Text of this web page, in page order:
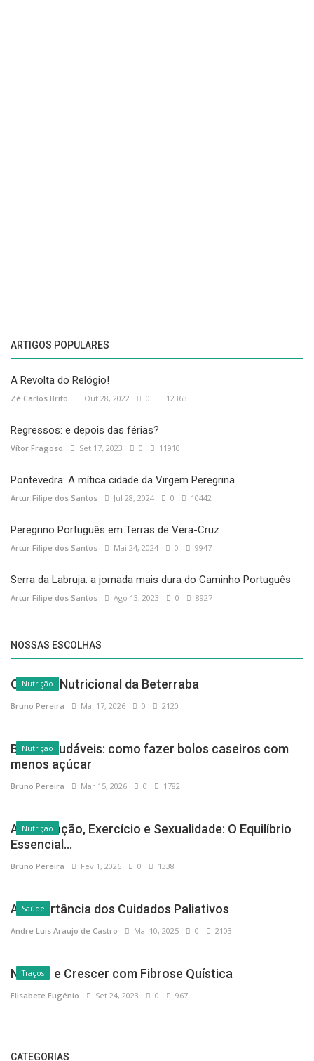
ARTIGOS POPULARES
A Revolta do Relógio!
Zé Carlos Brito Out 28, 2022 0 12363
Regressos: e depois das férias?
Vítor Fragoso Set 17, 2023 0 11910
Pontevedra: A mítica cidade da Virgem Peregrina
Artur Filipe dos Santos Jul 28, 2024 0 10442
Peregrino Português em Terras de Vera-Cruz
Artur Filipe dos Santos Mai 24, 2024 0 9947
Serra da Labruja: a jornada mais dura do Caminho Português
Artur Filipe dos Santos Ago 13, 2023 0 8927
NOSSAS ESCOLHAS
Nutrição
O Poder Nutricional da Beterraba
Bruno Pereira Mai 17, 2026 0 2120
Nutrição
Bolos saudáveis: como fazer bolos caseiros com
menos açúcar
Bruno Pereira Mar 15, 2026 0 1782
Nutrição
Alimentação, Exercício e Sexualidade: O Equilíbrio
Essencial...
Bruno Pereira Fev 1, 2026 0 1338
Saúde
A Importância dos Cuidados Paliativos
Andre Luis Araujo de Castro Mai 10, 2025 0 2103
Traços
Nascer e Crescer com Fibrose Quística
Elisabete Eugénio Set 24, 2023 0 967
CATEGORIAS